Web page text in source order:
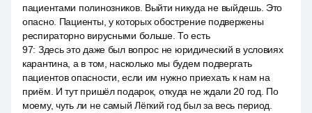
пациентами полинозников. Выйти никуда не выйдешь. Это
опасно. Пациенты, у которых обострение подвержены
респираторно вирусными больше. То есть
97: Здесь это даже был вопрос не юридический в условиях
карантина, а в том, насколько мы будем подвергать
пациентов опасности, если им нужно приехать к нам на
приём. И тут пришёл подарок, откуда не ждали 20 год. По
моему, чуть ли не самый Лёгкий год был за весь период.